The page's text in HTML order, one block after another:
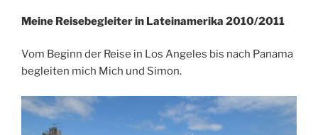
Meine Reisebegleiter in Lateinamerika 2010/2011
Vom Beginn der Reise in Los Angeles bis nach Panama
begleiten mich Mich und Simon.